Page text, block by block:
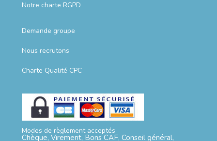
Notre charte RGPD
Demande groupe
Nous recrutons
Charte Qualité CPC
Modes de règlement acceptés
Chèque, Virement, Bons CAF, Conseil général,